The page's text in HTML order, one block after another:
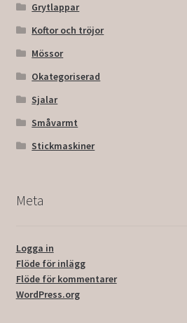
Grytlappar
Koftor och tröjor
Mössor
Okategoriserad
Sjalar
Småvarmt
Stickmaskiner
Meta
Logga in
Flöde för inlägg
Flöde för kommentarer
WordPress.org